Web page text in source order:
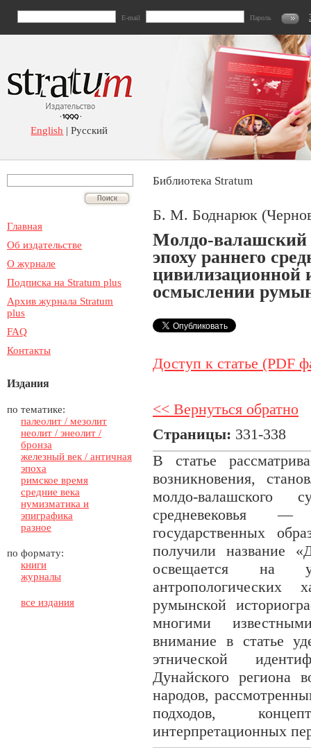
E-mail Пароль
English | Русский
Главная
Об издательстве
О журнале
Подписка на Stratum plus
Архив журнала Stratum
plus
FAQ
Контакты
Издания
по тематике:
палеолит / мезолит
неолит / энеолит /
бронза
железный век / античная
эпоха
римское время
средние века
нумизматика и
эпиграфика
разное
по формату:
книги
журналы
все издания
Библиотека Stratum
Б. М. Боднарюк
Молдо-валашский
эпоху раннего
цивилизационной
осмыслении
Доступ к статье (PDF
<< Вернуться обратно
Страницы: 331-338
В статье
возникновения,
молдо-валашского
средневековья
государственных
получили название
освещается на
антропологических
румынской
многими
внимание в статье
этнической
Дунайского региона
народов,
подходов,
интерпретационных